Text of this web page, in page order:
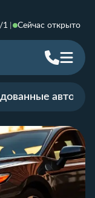
1
Сейчас открыто